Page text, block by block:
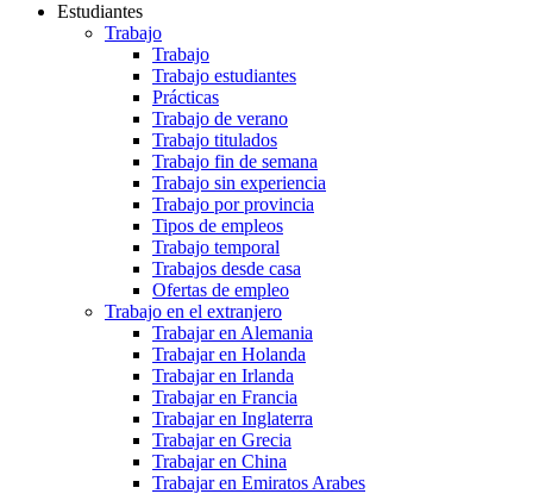
Estudiantes
Trabajo
Trabajo
Trabajo estudiantes
Prácticas
Trabajo de verano
Trabajo titulados
Trabajo fin de semana
Trabajo sin experiencia
Trabajo por provincia
Tipos de empleos
Trabajo temporal
Trabajos desde casa
Ofertas de empleo
Trabajo en el extranjero
Trabajar en Alemania
Trabajar en Holanda
Trabajar en Irlanda
Trabajar en Francia
Trabajar en Inglaterra
Trabajar en Grecia
Trabajar en China
Trabajar en Emiratos Arabes